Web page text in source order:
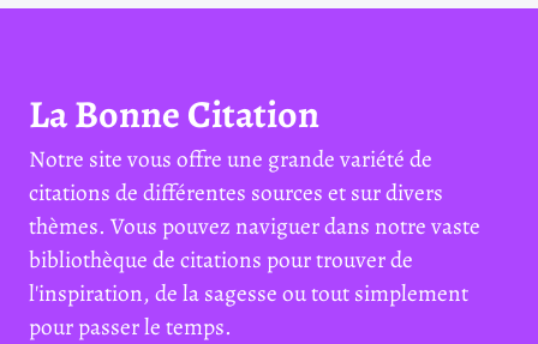
La Bonne Citation
Notre site vous offre une grande variété de
citations de différentes sources et sur divers
thèmes. Vous pouvez naviguer dans notre vaste
bibliothèque de citations pour trouver de
l'inspiration, de la sagesse ou tout simplement
pour passer le temps.